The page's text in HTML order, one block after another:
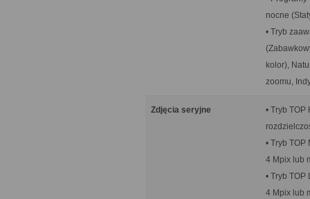
nocne
• Tryb
kolor),
zoomu,
Zdjęcia seryjne
• Tryb
• Tryb
4 Mpix lub
• Tryb
4 Mpix lub